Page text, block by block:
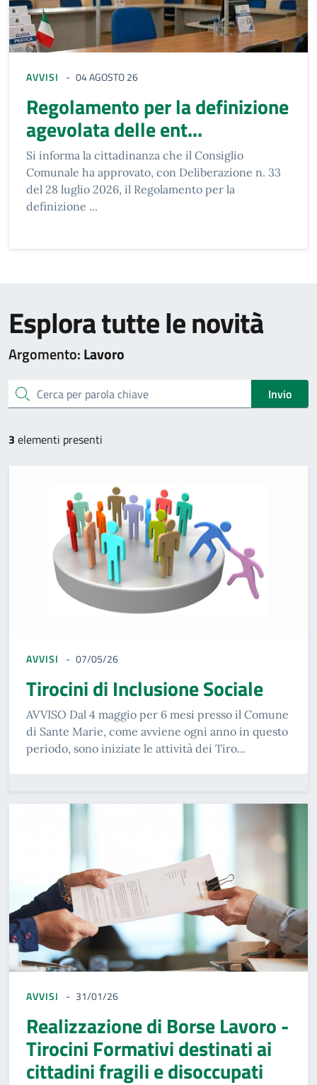
AVVISI 04 AGOSTO 26
Regolamento per la definizione
agevolata delle ent...
Si informa la cittadinanza che il Consiglio
Comunale ha approvato, con Deliberazione n. 33
del 28 luglio 2026, il Regolamento per la
definizione ...
Esplora tutte le novità
Argomento:Lavoro
cerca Invio
3 elementi presenti
AVVISI 07/05/26
Tirocini di Inclusione Sociale
AVVISO Dal 4 maggio per 6 mesi presso il Comune
di Sante Marie, come avviene ogni anno in questo
periodo, sono iniziate le attività dei Tiro...
AVVISI 31/01/26
Realizzazione di Borse Lavoro -
Tirocini Formativi destinati ai
cittadini fragili e disoccupati